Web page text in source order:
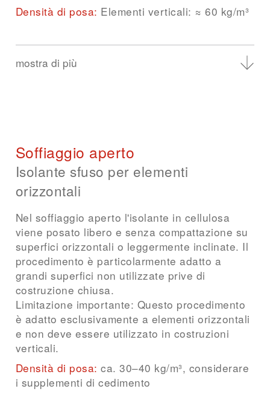
Densità di posa: Elementi verticali: ≈ 60 kg/m³
Indicazioni progettuali
La qualità di compattazione dipende
dall'esecuzione
Costruzioni adatte
esistenti
Isolamenti successivi con accesso limitato
Elementi con scarsa profondità di settore
mostra di più
Soffiaggio aperto
Isolante sfuso per elementi
orizzontali
Nel soffiaggio aperto l'isolante in cellulosa
viene posato libero e senza compattazione su
superfici orizzontali o leggermente inclinate. Il
procedimento è particolarmente adatto a
grandi superfici non utilizzate prive di
costruzione chiusa.
Limitazione importante: Questo procedimento
è adatto esclusivamente a elementi orizzontali
e non deve essere utilizzato in costruzioni
verticali.
Densità di posa: ca. 30–40 kg/m³, considerare
i supplementi di cedimento